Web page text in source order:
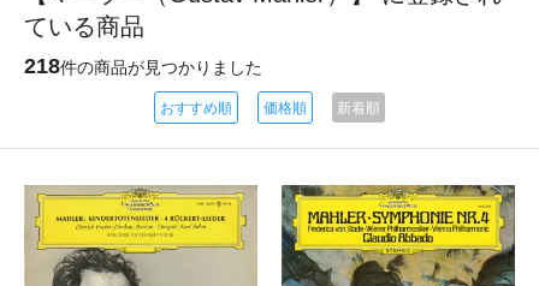
ている商品
218件の商品が見つかりました
おすすめ順 価格順 新着順